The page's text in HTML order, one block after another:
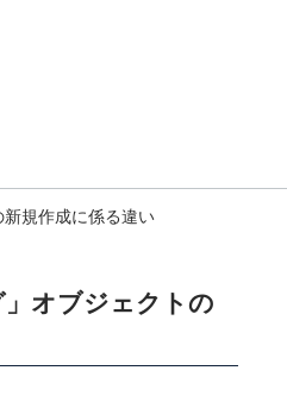
規作成に係る違い
オブジェクトの